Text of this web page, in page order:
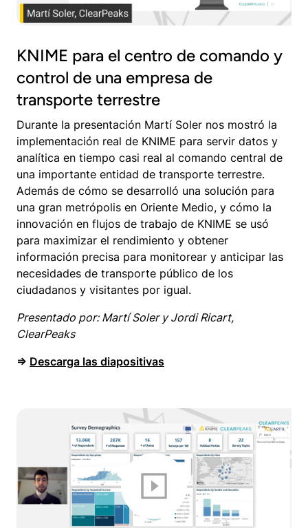
KNIME para el centro de comando y
control de una empresa de
transporte terrestre
Durante la presentación Martí Soler nos mostró la
implementación real de KNIME para servir datos y
analítica en tiempo casi real al comando central de
una importante entidad de transporte terrestre.
Además de cómo se desarrolló una solución para
una gran metrópolis en Oriente Medio, y cómo la
innovación en flujos de trabajo de KNIME se usó
para maximizar el rendimiento y obtener
información precisa para monitorear y anticipar las
necesidades de transporte público de los
ciudadanos y visitantes por igual.
Presentado por: Martí Soler y Jordi Ricart,
ClearPeaks
⇒ Descarga las diapositivas